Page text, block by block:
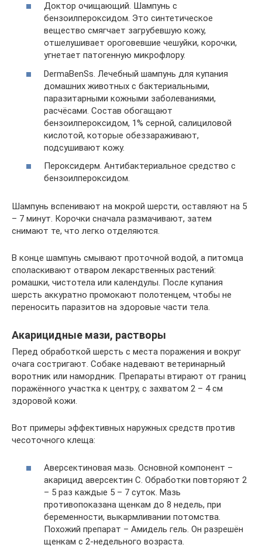
Доктор очищающий. Шампунь с
бензоилпероксидом. Это синтетическое
вещество смягчает загрубевшую кожу,
отшелушивает ороговевшие чешуйки, корочки,
угнетает патогенную микрофлору.
DermaBenSs. Лечебный шампунь для купания
домашних животных с бактериальными,
паразитарными кожными заболеваниями,
расчёсами. Состав обогащают
бензоилпероксидом, 1% серной, салициловой
кислотой, которые обеззараживают,
подсушивают кожу.
Пероксидерм. Антибактериальное средство с
бензоилпероксидом.
Шампунь вспенивают на мокрой шерсти, оставляют на 5
– 7 минут. Корочки сначала размачивают, затем
снимают те, что легко отделяются.
В конце шампунь смывают проточной водой, а питомца
споласкивают отваром лекарственных растений:
ромашки, чистотела или календулы. После купания
шерсть аккуратно промокают полотенцем, чтобы не
переносить паразитов на здоровые части тела.
Акарицидные мази, растворы
Перед обработкой шерсть с места поражения и вокруг
очага состригают. Собаке надевают ветеринарный
воротник или намордник. Препараты втирают от границ
поражённого участка к центру, с захватом 2 – 4 см
здоровой кожи.
Вот примеры эффективных наружных средств против
чесоточного клеща:
Аверсектиновая мазь. Основной компонент –
акарицид аверсектин C. Обработки повторяют 2
– 5 раз каждые 5 – 7 суток. Мазь
противопоказана щенкам до 8 недель, при
беременности, выкармливании потомства.
Похожий препарат – Амидель гель. Он разрешён
щенкам с 2-недельного возраста.